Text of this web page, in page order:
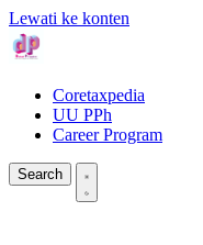
Lewati ke konten
Coretaxpedia
UU PPh
Career Program
Search